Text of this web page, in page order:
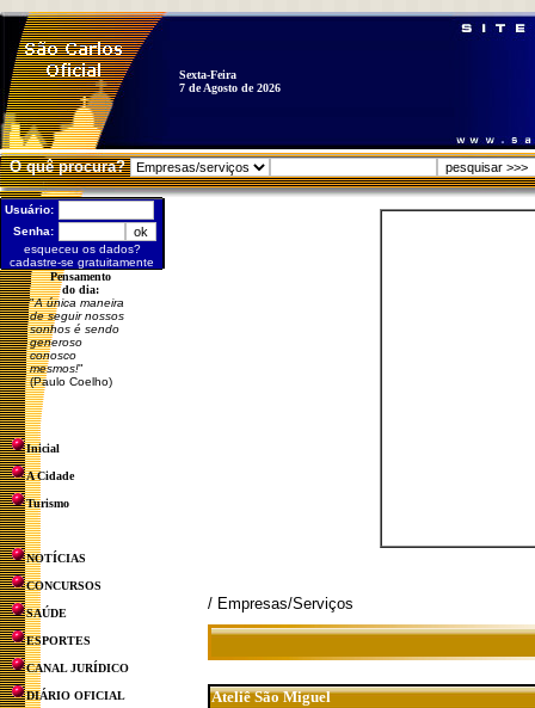
Sexta-Feira
7 de Agosto de 2026
O quê procura?
Usuário:
Senha:
esqueceu os dados?
cadastre-se gratuitamente
Pensamento
do dia:
"A única maneira
de seguir nossos
sonhos é sendo
generoso
conosco
mesmos!"
(Paulo Coelho)
Inicial
A Cidade
Turismo
NOTÍCIAS
CONCURSOS
SAÚDE
ESPORTES
CANAL JURÍDICO
DIÁRIO OFICIAL
/ Empresas/Serviços
Ateliê São Miguel